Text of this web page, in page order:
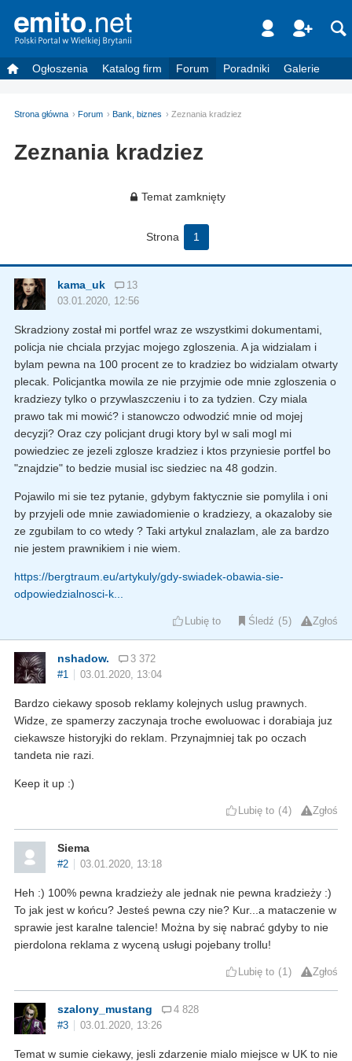
Ogłoszenia Katalog firm Forum Poradniki Galerie
Strona główna Forum Bank, biznes Zeznania kradziez
Zeznania kradziez
Temat zamknięty
Strona 1
kama_uk
13
03.01.2020, 12:56
Skradziony został mi portfel wraz ze wszystkimi dokumentami,
policja nie chciala przyjac mojego zgloszenia. A ja widzialam i
bylam pewna na 100 procent ze to kradziez bo widzialam otwarty
plecak. Policjantka mowila ze nie przyjmie ode mnie zgloszenia o
kradziezy tylko o przywlaszczeniu i to za tydzien. Czy miala
prawo tak mi mowić? i stanowczo odwodzić mnie od mojej
decyzji? Oraz czy policjant drugi ktory byl w sali mogl mi
powiedziec ze jezeli zglosze kradziez i ktos przyniesie portfel bo
"znajdzie" to bedzie musial isc siedziec na 48 godzin.
Pojawilo mi sie tez pytanie, gdybym faktycznie sie pomylila i oni
by przyjeli ode mnie zawiadomienie o kradziezy, a okazaloby sie
ze zgubilam to co wtedy ? Taki artykul znalazlam, ale za bardzo
nie jestem prawnikiem i nie wiem.
https://bergtraum.eu/artykuly/gdy-swiadek-obawia-sie-
odpowiedzialnosci-k...
Lubię to Śledź 5 Zgłoś
nshadow.
3 372
#1
03.01.2020, 13:04
Bardzo ciekawy sposob reklamy kolejnych uslug prawnych.
Widze, ze spamerzy zaczynaja troche ewoluowac i dorabiaja juz
ciekawsze historyjki do reklam. Przynajmniej tak po oczach
tandeta nie razi.
Keep it up :)
Lubię to 4 Zgłoś
Siema
#2 03.01.2020, 13:18
Heh :) 100% pewna kradzieży ale jednak nie pewna kradzieży :)
To jak jest w końcu? Jesteś pewna czy nie? Kur...a mataczenie w
sprawie jest karalne talencie! Można by się nabrać gdyby to nie
pierdolona reklama z wyceną usługi pojebany trollu!
Lubię to 1 Zgłoś
szalony_mustang
4 828
#3
03.01.2020, 13:26
Temat w sumie ciekawy, jesli zdarzenie mialo miejsce w UK to nie